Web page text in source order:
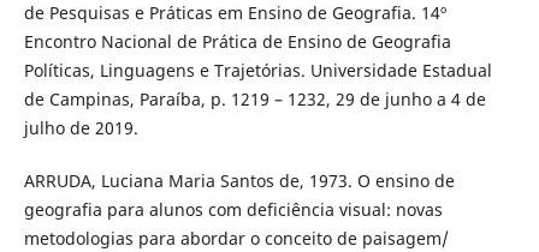
de Pesquisas e Práticas em Ensino de Geografia. 14º
Encontro Nacional de Prática de Ensino de Geografia
Políticas, Linguagens e Trajetórias. Universidade Estadual
de Campinas, Paraíba, p. 1219 – 1232, 29 de junho a 4 de
julho de 2019.
ARRUDA, Luciana Maria Santos de, 1973. O ensino de
geografia para alunos com deficiência visual: novas
metodologias para abordar o conceito de paisagem/